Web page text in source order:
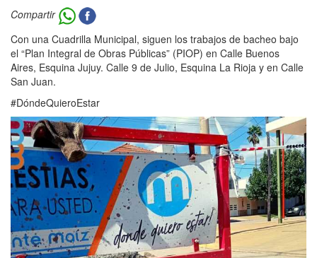
Compartir
Con una Cuadrilla Municipal, siguen los trabajos de bacheo bajo
el “Plan Integral de Obras Públicas” (PIOP) en Calle Buenos
Aires, Esquina Jujuy. Calle 9 de Julio, Esquina La Rioja y en Calle
San Juan.
#DóndeQuieroEstar